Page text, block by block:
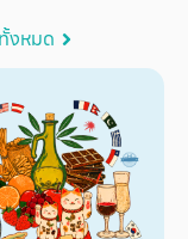
งหมด